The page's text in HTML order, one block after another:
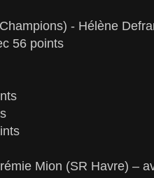
- Hélène
56 points
Mion (SR Havre) –